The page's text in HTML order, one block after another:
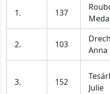
1. 137
Meda
2. 103
Anna
3. 152
Julie